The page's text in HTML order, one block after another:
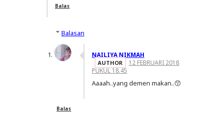
Balas
Balasan
NAILIYA NIKMAH
12 FEBRUARI 2018
PUKUL 18.45
Aaaah..yang demen makan..😙
Balas